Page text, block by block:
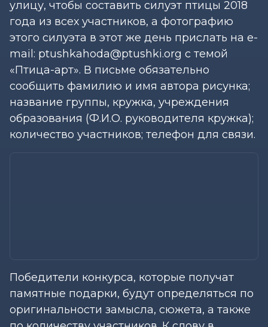
улицу, чтобы составить силуэт птицы 2018
года из всех участников, а фотографию
этого силуэта в этот же день прислать на e-
mail: ptushkahoda@ptushki.org с темой
«Птица-арт». В письме обязательно
сообщить фамилию и имя автора рисунка;
название группы, кружка, учреждения
образования (Ф.И.О. руководителя кружка);
количество участников; телефон для связи.
Победители конкурса, которые получат
памятные подарки, будут определяться по
оригинальности замысла, сюжета, а также